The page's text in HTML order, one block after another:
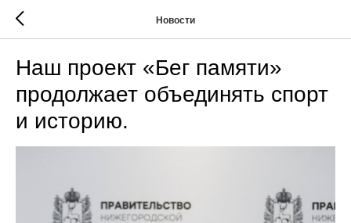
Новости
Наш проект «Бег памяти»
продолжает объединять спорт
и историю.